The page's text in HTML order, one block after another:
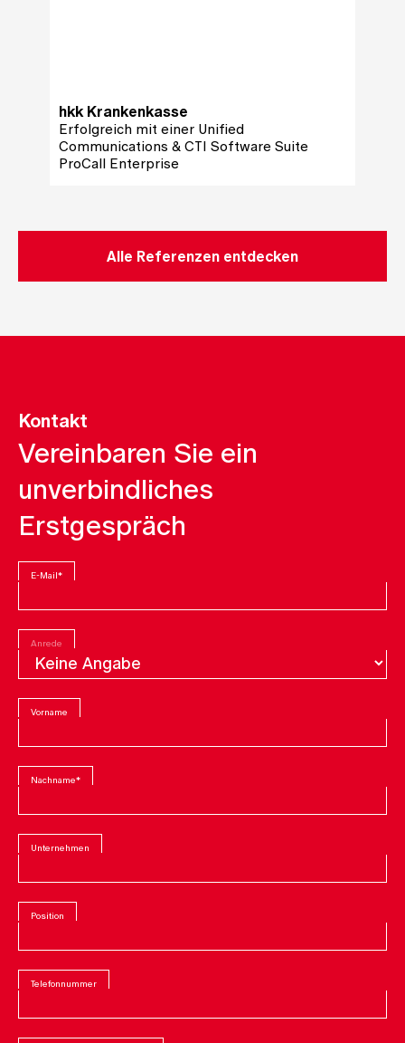
hkk Krankenkasse
Erfolgreich mit einer Unified
Communications & CTI Software Suite
ProCall Enterprise
Alle Referenzen entdecken
Kontakt
Vereinbaren Sie ein
unverbindliches
Erstgespräch
E-Mail*
Anrede
Vorname
Nachname*
Unternehmen
Position
Telefonnummer